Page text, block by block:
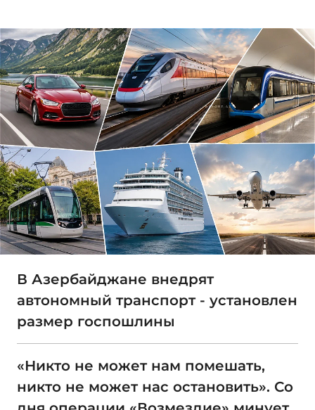
В Азербайджане внедрят
автономный транспорт - установлен
размер госпошлины
«Никто не может нам помешать,
никто не может нас остановить». Со